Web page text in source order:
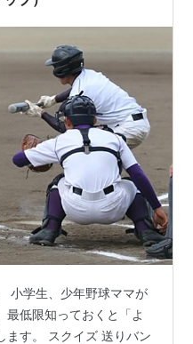
小学生、少年野球ママが
最低限知っておくと「よ
ます。 スクイズ 送りバン